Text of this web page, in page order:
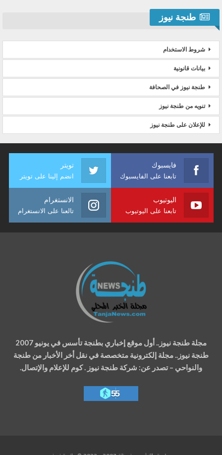
طنجة نيوز
شروط الاستخدام
بيانات قانونية
طنجة نيوز في الصحافة
تنويه من طنجة نيوز
للإعلان على طنجة نيوز
فايسبوك
تابعنا على الفايسبوك
تويتر
انضم إلينا على تويتر
اليوتيوب
تابعنا على اليوتيوب
الانستغرام
تالعنا على الانستغرام
مجلة طنجة نيوز.. أول موقع إخباري بطنجة تأسس في يونيو 2007
طنجة نيوز.. مجلة إلكترونية متخصصة في نقل أخر الأخبار من طنجة
والنواحي – تصدر عن: شركة طنجة نيوز . كوم للإعلام والإتصال.
55